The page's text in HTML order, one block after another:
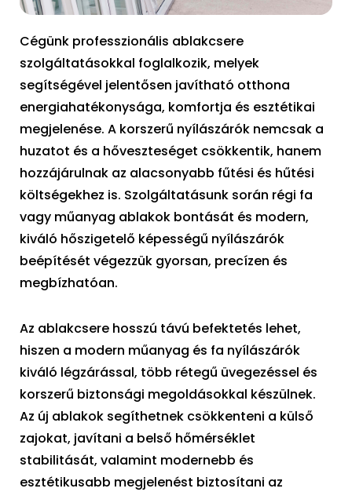
Cégünk professzionális ablakcsere
szolgáltatásokkal foglalkozik, melyek
segítségével jelentősen javítható otthona
energiahatékonysága, komfortja és esztétikai
megjelenése. A korszerű nyílászárók nemcsak a
huzatot és a hőveszteséget csökkentik, hanem
hozzájárulnak az alacsonyabb fűtési és hűtési
költségekhez is. Szolgáltatásunk során régi fa
vagy műanyag ablakok bontását és modern,
kiváló hőszigetelő képességű nyílászárók
beépítését végezzük gyorsan, precízen és
megbízhatóan.
Az ablakcsere hosszú távú befektetés lehet,
hiszen a modern műanyag és fa nyílászárók
kiváló légzárással, több rétegű üvegezéssel és
korszerű biztonsági megoldásokkal készülnek.
Az új ablakok segíthetnek csökkenteni a külső
zajokat, javítani a belső hőmérséklet
stabilitását, valamint modernebb és
esztétikusabb megjelenést biztosítani az